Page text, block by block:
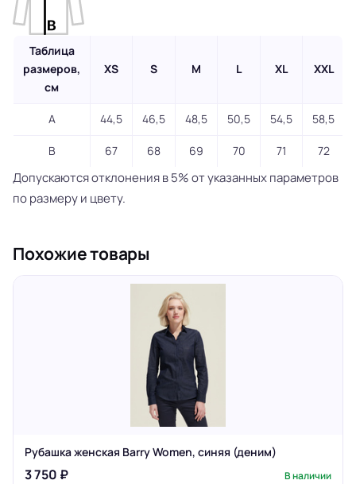
Таблица
размеров,
см
XS S M L XL XXL
A 44,5 46,5 48,5 50,5 54,5 58,5
B 67 68 69 70 71 72
Допускаются отклонения в 5% от указанных параметров
по размеру и цвету.
Похожие товары
Рубашка женская Barry Women, синяя (деним)
3 750 ₽ В наличии